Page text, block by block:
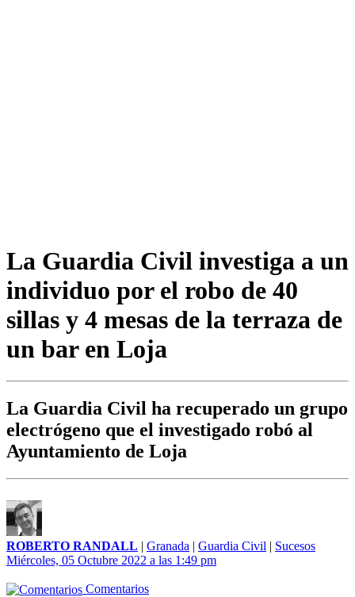
La Guardia Civil investiga a un
individuo por el robo de 40
sillas y 4 mesas de la terraza de
un bar en Loja
La Guardia Civil ha recuperado un grupo
electrógeno que el investigado robó al
Ayuntamiento de Loja
ROBERTO RANDALL | Granada | Guardia Civil | Sucesos
Miércoles, 05 Octubre 2022 a las 1:49 pm
Comentarios